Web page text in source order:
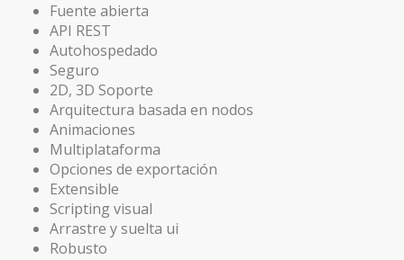
Fuente abierta
API REST
Autohospedado
Seguro
2D, 3D Soporte
Arquitectura basada en nodos
Animaciones
Multiplataforma
Opciones de exportación
Extensible
Scripting visual
Arrastre y suelta ui
Robusto